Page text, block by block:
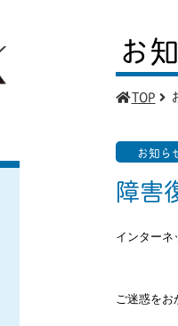
お
TOP
お知ら
障害
インターネ
ご迷惑をお